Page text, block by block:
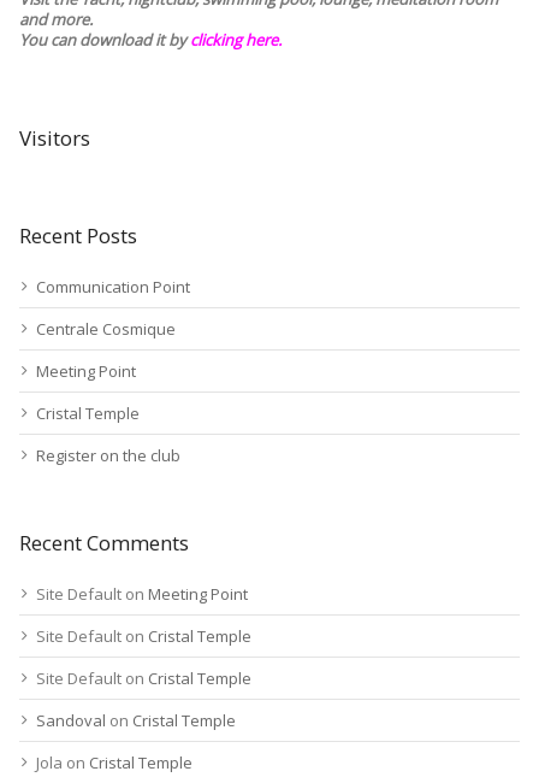
and more.
You can download it byclicking here.
Visitors
Recent Posts
Communication Point
Centrale Cosmique
Meeting Point
Cristal Temple
Register on the club
Recent Comments
Site Default on Meeting Point
Site Default on Cristal Temple
Site Default on Cristal Temple
Sandoval on Cristal Temple
Jola on Cristal Temple